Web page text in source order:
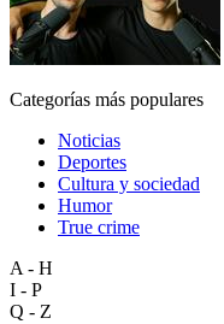
Categorías más populares
Noticias
Deportes
Cultura y sociedad
Humor
True crime
A - H
I - P
Q - Z